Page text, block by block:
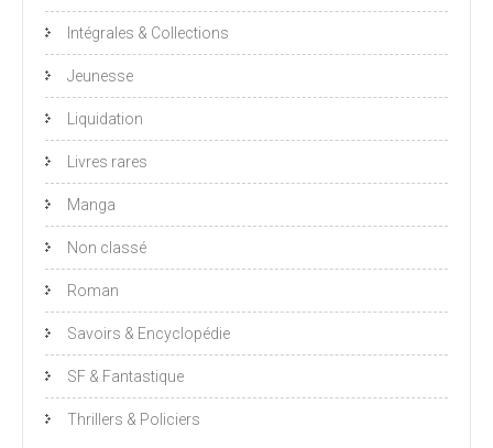
Intégrales & Collections
Jeunesse
Liquidation
Livres rares
Manga
Non classé
Roman
Savoirs & Encyclopédie
SF & Fantastique
Thrillers & Policiers